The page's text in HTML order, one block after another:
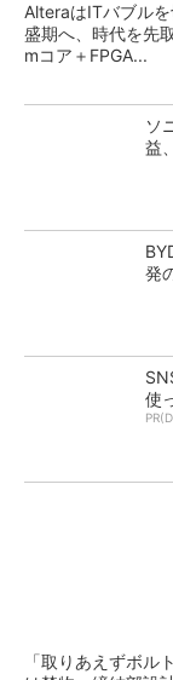
AlteraはITバブル
盛期へ、時代を先
mコア＋FPGA...
ソ
益
発
使
「取りあえずボル